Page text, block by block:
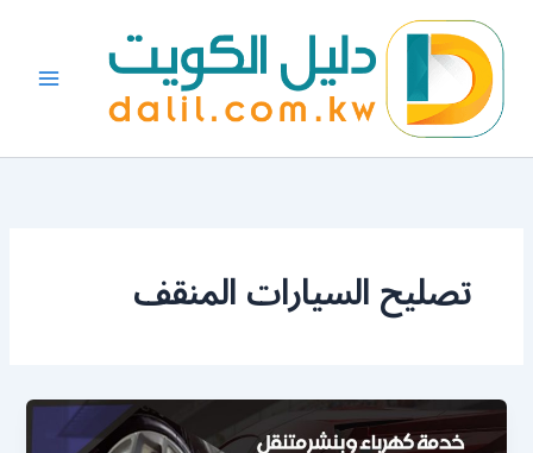
المحتوى
تصليح السيارات المنقف